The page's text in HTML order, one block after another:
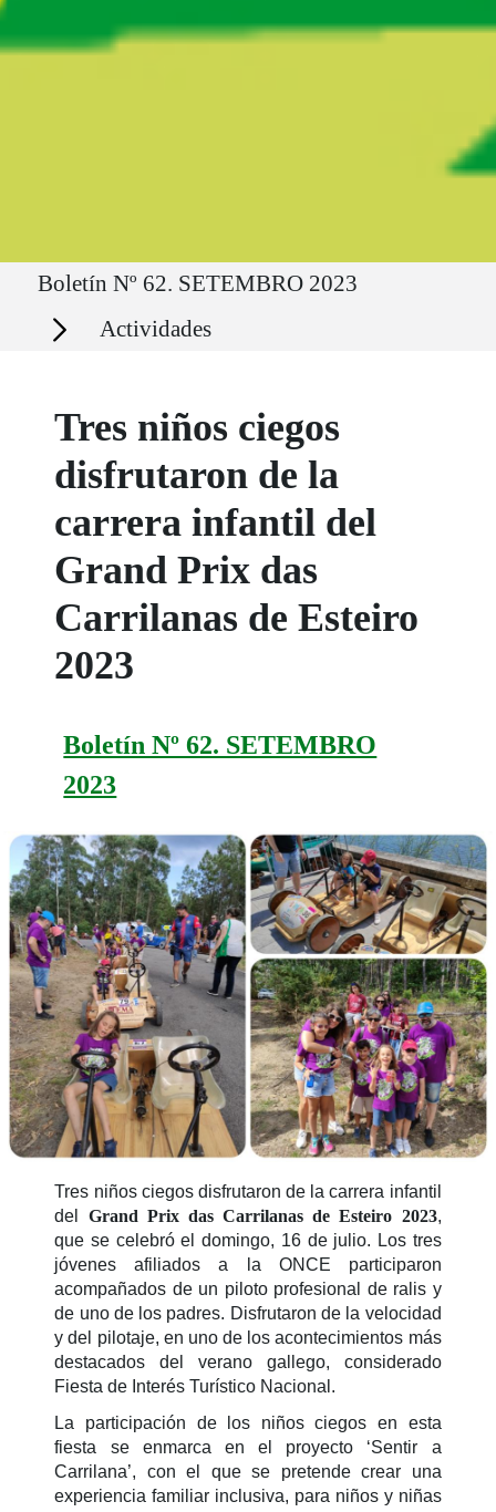
Ruta del sitio
Boletín Nº 62. SETEMBRO 2023
Secciones Actividades
Tres niños ciegos
disfrutaron de la
carrera infantil del
Grand Prix das
Carrilanas de Esteiro
2023
Boletín Nº 62. SETEMBRO
2023
Tres niños ciegos disfrutaron de la carrera infantil
del Grand Prix das Carrilanas de Esteiro 2023,
que se celebró el domingo, 16 de julio. Los tres
jóvenes afiliados a la ONCE participaron
acompañados de un piloto profesional de ralis y
de uno de los padres. Disfrutaron de la velocidad
y del pilotaje, en uno de los acontecimientos más
destacados del verano gallego, considerado
Fiesta de Interés Turístico Nacional.
La participación de los niños ciegos en esta
fiesta se enmarca en el proyecto ‘Sentir a
Carrilana’, con el que se pretende crear una
experiencia familiar inclusiva, para niños y niñas